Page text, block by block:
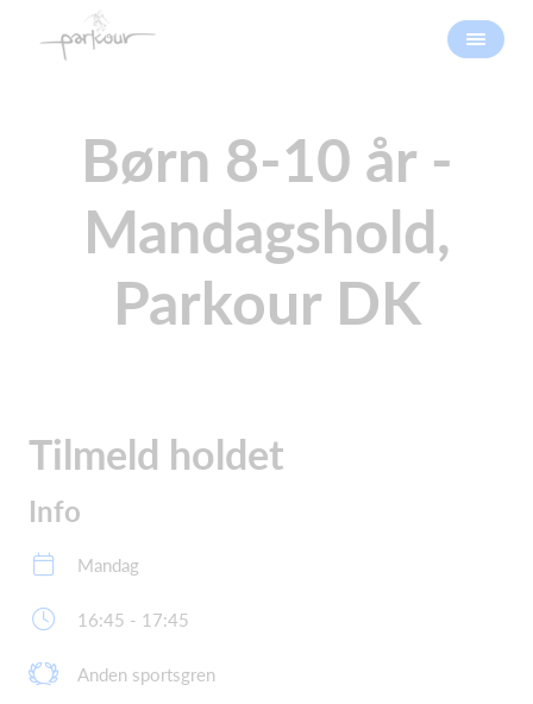
Børn 8-10 år -
Mandagshold,
Parkour DK
Tilmeld holdet
Info
Mandag
16:45 - 17:45
Anden sportsgren